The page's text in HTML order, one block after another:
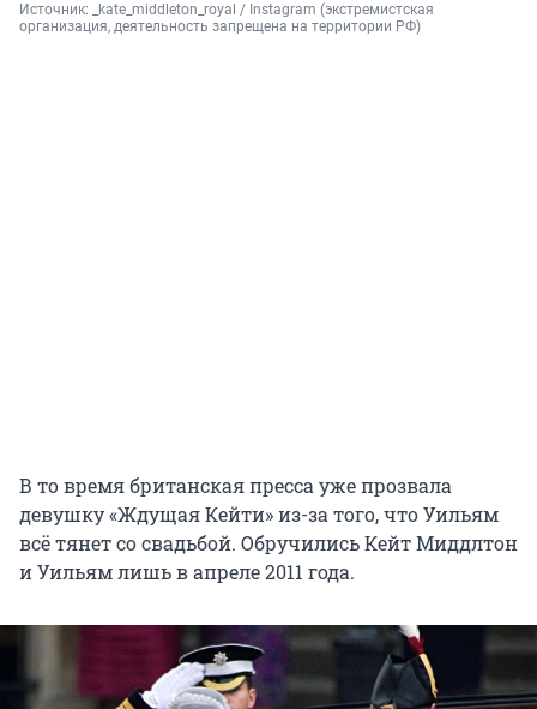
Источник:
_kate_middleton_royal / Instagram (экстремистская
организация, деятельность запрещена на территории РФ)
В то время британская пресса уже прозвала
девушку «Ждущая Кейти» из-за того, что Уильям
всё тянет со свадьбой. Обручились Кейт Миддлтон
и Уильям лишь в апреле 2011 года.